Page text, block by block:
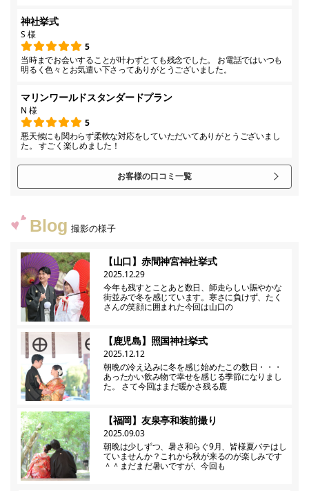
神社挙式
S 様
5
当時までお会いすることが叶わずとても残念でした。 お電話ではいつも
明るく色々とお気遣い下さってありがとうございました。
マリンワールドスタンダードプラン
N 様
5
悪天候にも関わらず柔軟な対応をしていただいてありがとうございまし
た。 すごく楽しめました！
お客様の口コミ一覧
Blog 撮影の様子
【山口】赤間神宮神社挙式
2025.12.29
今年も残すとことあと数日、師走らしい賑やかな
街並みで冬を感じています。寒さに負けず、たく
さんの笑顔に囲まれた今回は山口の
【鹿児島】照国神社挙式
2025.12.12
朝晩の冷え込みに冬を感じ始めたこの数日・・・
あったかい飲み物で幸せを感じる季節になりまし
た。 さて今回はまだ暖かさ残る鹿
【福岡】友泉亭和装前撮り
2025.09.03
朝晩は少しずつ、暑さ和らぐ9月、皆様夏バテはし
ていませんか？これから秋が来るのが楽しみです
＾＾まだまだ暑いですが、今回も